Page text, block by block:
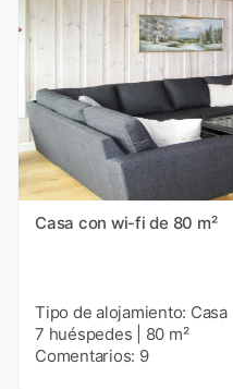
Casa con wi-fi de 80 m²
Tipo de alojamiento: Casa
7 huéspedes
80 m²
Comentarios: 9